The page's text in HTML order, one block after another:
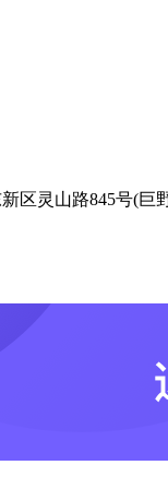
区灵山路845号(巨